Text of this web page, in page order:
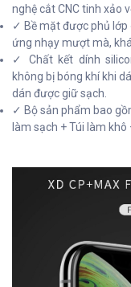
nghệ cắt CNC tinh xảo
✓ Bề mặt được phủ lớp
ứng nhạy mượt mà,
✓ Chất kết dính
không bị bóng khí khi
dán được giữ sạch.
✓ Bộ sản phẩm bao
làm sạch + Túi làm khô